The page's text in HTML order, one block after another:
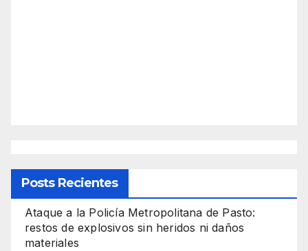
Posts Recientes
Ataque a la Policía Metropolitana de Pasto:
restos de explosivos sin heridos ni daños
materiales